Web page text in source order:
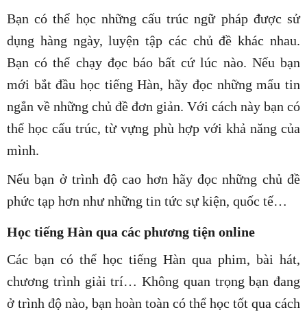
Bạn có thể học những cấu trúc ngữ pháp được sử
dụng hàng ngày, luyện tập các chủ đề khác nhau.
Bạn có thể chạy đọc báo bất cứ lúc nào. Nếu bạn
mới bắt đầu học tiếng Hàn, hãy đọc những mẩu tin
ngắn về những chủ đề đơn giản. Với cách này bạn có
thể học cấu trúc, từ vựng phù hợp với khả năng của
mình.
Nếu bạn ở trình độ cao hơn hãy đọc những chủ đề
phức tạp hơn như những tin tức sự kiện, quốc tế…
Học tiếng Hàn qua các phương tiện online
Các bạn có thể học tiếng Hàn qua phim, bài hát,
chương trình giải trí… Không quan trọng bạn đang
ở trình độ nào, bạn hoàn toàn có thể học tốt qua cách